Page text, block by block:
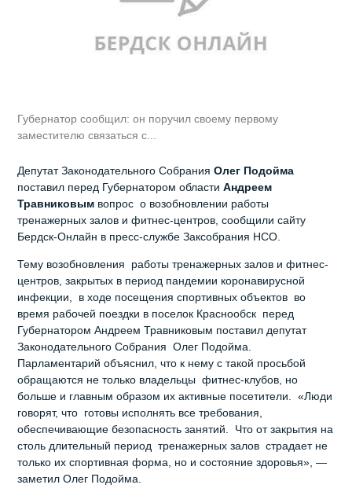
Губернатор сообщил: он поручил своему первому
заместителю связаться с...
Депутат Законодательного СобранияОлег Подойма
поставил перед Губернатором областиАндреем
Травниковым вопрос о возобновлении работы
тренажерных залов и фитнес-центров, сообщили сайту
Бердск-Онлайн в пресс-службе Заксобрания НСО.
Тему возобновления работы тренажерных залов и фитнес-
центров, закрытых в период пандемии коронавирусной
инфекции, в ходе посещения спортивных объектов во
время рабочей поездки в поселок Краснообск перед
Губернатором Андреем Травниковым поставил депутат
Законодательного Собрания Олег Подойма.
Парламентарий объяснил, что к нему с такой просьбой
обращаются не только владельцы фитнес-клубов, но
больше и главным образом их активные посетители. «Люди
говорят, что готовы исполнять все требования,
обеспечивающие безопасность занятий. Что от закрытия на
столь длительный период тренажерных залов страдает не
только их спортивная форма, но и состояние здоровья», —
заметил Олег Подойма.